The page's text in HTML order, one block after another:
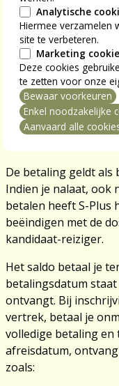
voorschot.
3. Gebruik steeds je
de identiteitskaart).
opgeven van een
deelnemer.
4. Hetvoorschot
reissom zoals
De betaling geldt als
Indien je nalaat, ook
betalen heeft S-Plus
beëindigen met de
kandidaat-reiziger.
Het saldo betaal je
betalingsdatum
ontvangt. Bij
vertrek, betaal je
volledige betaling
afreisdatum,
zoals:
Analytische
Hiermee verzamelen
site te verbeteren.
Marketing
Deze cookies
te zetten voor onze
Bewaar voorkeuren
Enkel noodzakelijke
Aanvaard alle
intrekken